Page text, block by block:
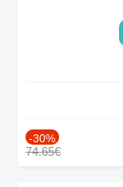
-30%
74.65€